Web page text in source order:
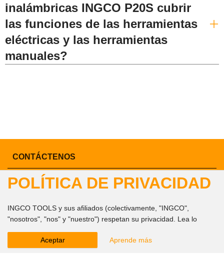
inalámbricas INGCO P20S cubrir
las funciones de las herramientas
eléctricas y las herramientas
manuales?
CONTÁCTENOS
+6583385651
+6583385651
+6583385651
ingcomarketing@gmail.com
POLÍTICA DE PRIVACIDAD
INGCO TOOLS y sus afiliados (colectivamente, "INGCO",
"nosotros", "nos" y "nuestro") respetan su privacidad. Lea lo
privacidad ( "esta Política"). Esta Política se aplica a los sitios
Aceptar Aprende más